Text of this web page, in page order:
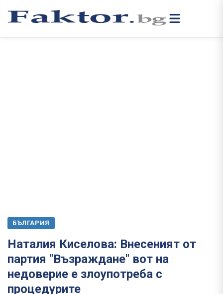
БЪЛГАРИЯ
Наталия Киселова: Внесеният от
партия "Възраждане" вот на
недоверие е злоупотреба с
процедурите